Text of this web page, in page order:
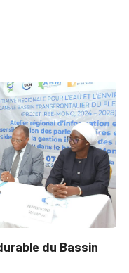
INNONDATIONS
Suite aux
gouvernement